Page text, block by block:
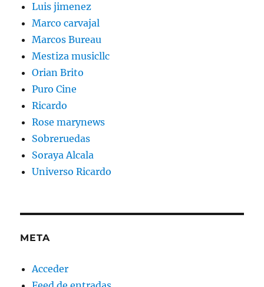
Luis jimenez
Marco carvajal
Marcos Bureau
Mestiza musicllc
Orian Brito
Puro Cine
Ricardo
Rose marynews
Sobreruedas
Soraya Alcala
Universo Ricardo
META
Acceder